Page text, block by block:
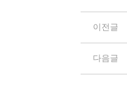
이전글
다음글